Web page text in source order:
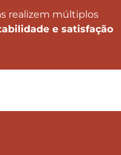
realizem múltiplos
e satisfação